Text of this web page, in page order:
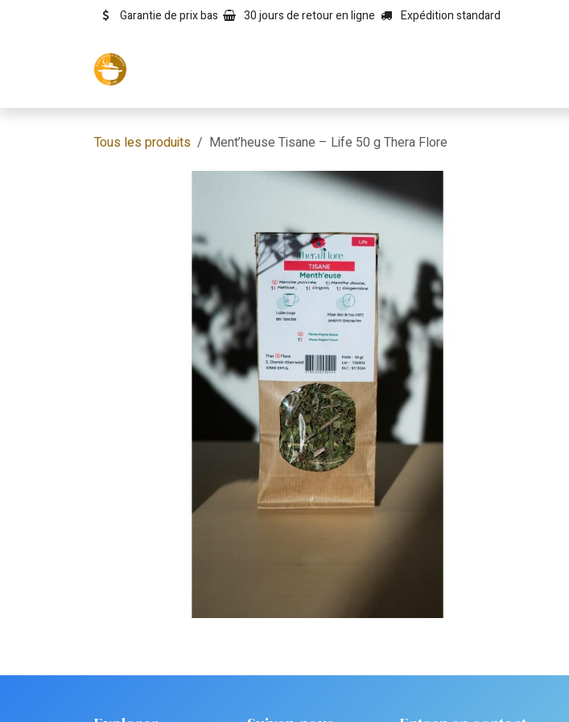
Se rendre au contenu Garantie de prix bas 30 jours de retour en ligne Expédition standard
Tous les produits Ment’heuse Tisane – Life 50 g Thera Flore